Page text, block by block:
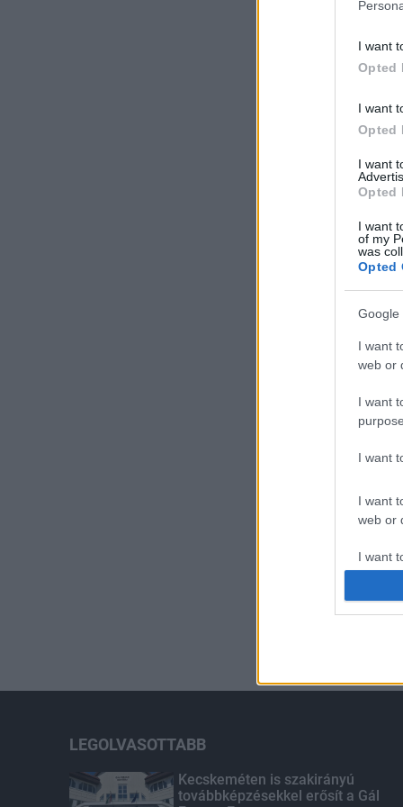
I want
Opted
I want
Opted
I want
Opted
I want
of my
was
Opted
Google
I want
web or
I want
I want
I want
web or
I want
I want
I want
LEGOLVASOTTABB
Kecskeméten is szakirányú
továbbképzésekkel erősít a Gál